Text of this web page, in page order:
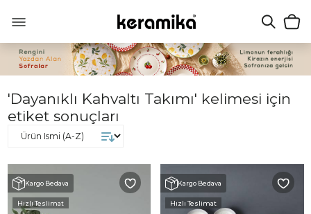
'Dayanıklı Kahvaltı Takımı' kelimesi için
etiket sonuçları
Kargo Bedava
Hızlı Teslimat
Kargo Bedava
Hızlı Teslimat